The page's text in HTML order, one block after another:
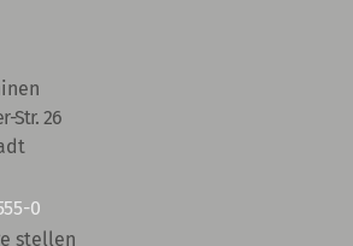
Str. 26
0
stellen